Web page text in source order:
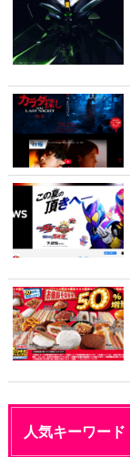
人気キーワード